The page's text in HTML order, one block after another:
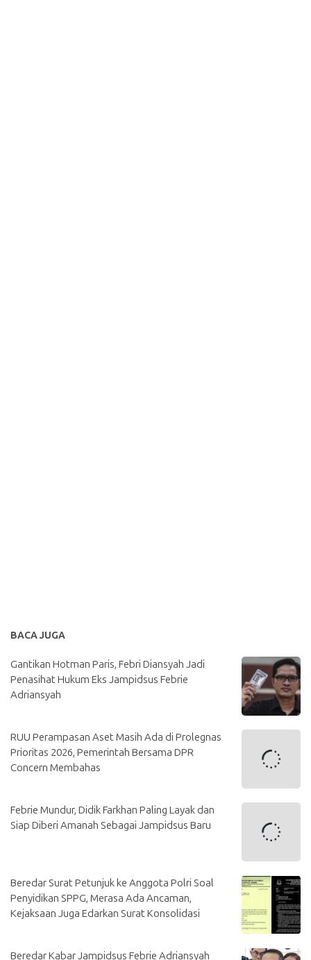
BACA JUGA
Gantikan Hotman Paris, Febri Diansyah Jadi
Penasihat Hukum Eks Jampidsus Febrie
Adriansyah
RUU Perampasan Aset Masih Ada di Prolegnas
Prioritas 2026, Pemerintah Bersama DPR
Concern Membahas
Febrie Mundur, Didik Farkhan Paling Layak dan
Siap Diberi Amanah Sebagai Jampidsus Baru
Beredar Surat Petunjuk ke Anggota Polri Soal
Penyidikan SPPG, Merasa Ada Ancaman,
Kejaksaan Juga Edarkan Surat Konsolidasi
Beredar Kabar Jampidsus Febrie Adriansyah